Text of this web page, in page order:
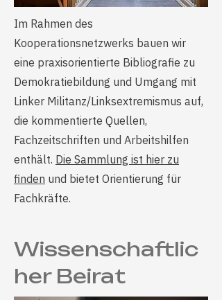
Im Rahmen des
Kooperationsnetzwerks bauen wir
eine praxisorientierte Bibliografie zu
Demokratiebildung und Umgang mit
Linker Militanz/Linksextremismus auf,
die kommentierte Quellen,
Fachzeitschriften und Arbeitshilfen
enthält. Die Sammlung ist hier zu
finden und bietet Orientierung für
Fachkräfte.
Wissenschaftlic
her Beirat